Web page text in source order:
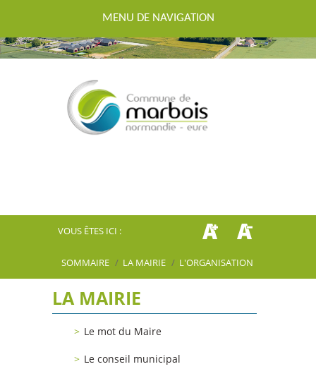
MENU DE NAVIGATION
VOUS ÊTES ICI :
SOMMAIRE / LA MAIRIE / L'ORGANISATION
LA MAIRIE
Le mot du Maire
Le conseil municipal